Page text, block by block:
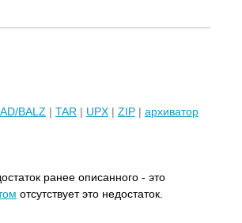
BALZ | TAR | UPX | ZIP | архиватор
ранее описанного - это
отсутствует это недостаток.